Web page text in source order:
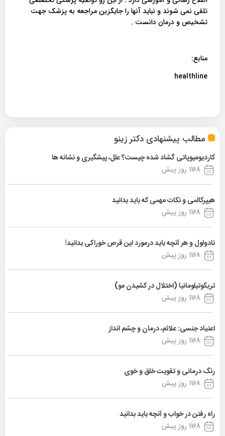
مطالب پیشنهادی دکتر زینو
کاردیومیوپاتی گشاد شده چیست؟ علل، پیشگیری و نشانه ها
1168 روز پیش
هیپرکالمی و نکات مهمی که باید بدانید
1168 روز پیش
نادولول و هر آنچه باید درمورد این قرص خوراکی بدانید!
1168 روز پیش
تریکوتیلومانیا (اختلال در کشیدن مو)
1168 روز پیش
اعتیاد جنسی: علائم، درمان و چشم انداز
1168 روز پیش
رنگ درمانی و تقویت خلق و خوی
1168 روز پیش
راه رفتن در خواب و آنچه باید بدانید
1168 روز پیش
تلقی نمی شوند و نباید آنها را جایگزین مراجعه به پزشک جهت
تشخیص و درمان دانست .
منابع:
healthline